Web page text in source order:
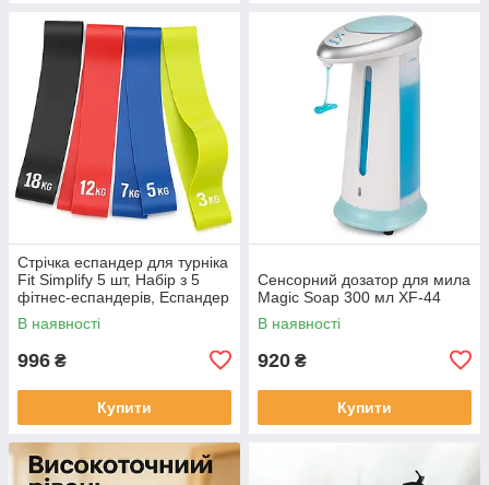
Стрічка еспандер для турніка
Fit Simplify 5 шт, Набір з 5
фітнес-еспандерів, Еспандер
вправ тренажерний OV-18
В наявності
996 ₴
Купити
Сенсорний дозатор для мила
Magic Soap 300 мл XF-44
В наявності
920 ₴
Купити